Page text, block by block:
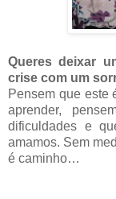
Queres deixar
crise com um
Pensem que este
aprender,
dificuldades e
amamos. Sem
é caminho…